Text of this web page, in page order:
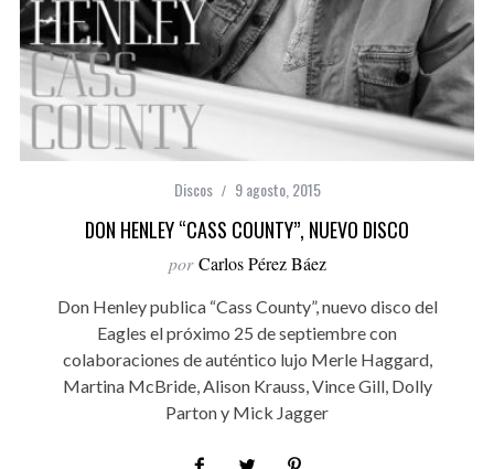
Discos 9 agosto, 2015
DON HENLEY “CASS COUNTY”, NUEVO DISCO
por Carlos Pérez Báez
Don Henley publica “Cass County”, nuevo disco del
Eagles el próximo 25 de septiembre con
colaboraciones de auténtico lujo Merle Haggard,
Martina McBride, Alison Krauss, Vince Gill, Dolly
Parton y Mick Jagger